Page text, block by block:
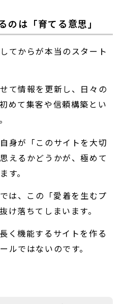
のは「育てる意思」
てからが本当のスタート
て情報を更新し、日々の
めて集客や信頼構築とい
身が「このサイトを大切
えるかどうかが、極めて
す。
は、この「愛着を生むプ
け落ちてしまいます。
く機能するサイトを作る
ルではないのです。